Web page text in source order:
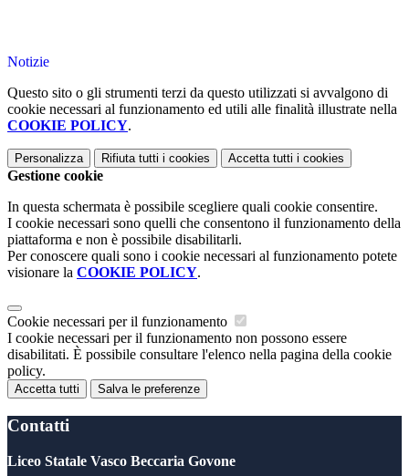
Notizie
Questo sito o gli strumenti terzi da questo utilizzati si avvalgono di
cookie necessari al funzionamento ed utili alle finalità illustrate nella
COOKIE POLICY.
Personalizza Rifiuta tutti i cookies Accetta tutti i cookies
Gestione cookie
In questa schermata è possibile scegliere quali cookie consentire.
I cookie necessari sono quelli che consentono il funzionamento della
piattaforma e non è possibile disabilitarli.
Per conoscere quali sono i cookie necessari al funzionamento potete
visionare la COOKIE POLICY.
Cookie necessari per il funzionamento
I cookie necessari per il funzionamento non possono essere
disabilitati. È possibile consultare l'elenco nella pagina della cookie
policy.
Accetta tutti Salva le preferenze
Contatti
Liceo Statale Vasco Beccaria Govone